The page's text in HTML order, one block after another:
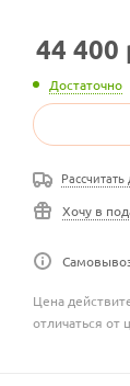
44 400
Достаточно
Рассчитать
Хочу в
Цена
отличаться от